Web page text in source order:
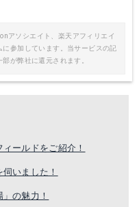
アソシエイト、楽天アフィリエイ
参加しています。当サービスの記
が弊社に還元されます。
ールドをご紹介！
いました！
の魅力！